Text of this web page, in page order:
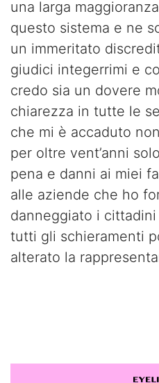
una larga
questo sistema e ne
un immeritato
giudici integerrimi e
credo sia un dovere
chiarezza in tutte le
che mi è accaduto
per oltre vent’anni
pena e danni ai miei
alle aziende che ho
danneggiato i
tutti gli schieramenti
alterato la